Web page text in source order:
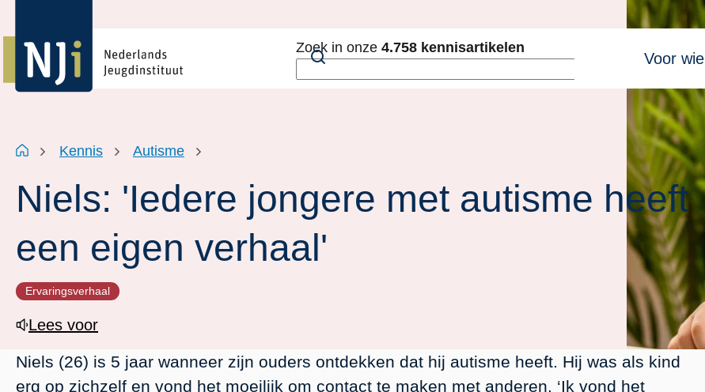
inhoud
Voor wie
Zoek in onze 4.758 kennisartikelen
Kruimelpad
HomeKennis Autisme
Niels: 'Iedere jongere met autisme heeft
een eigen verhaal'
Ervaringsverhaal
Lees voor
Niels (26) is 5 jaar wanneer zijn ouders ontdekken dat hij autisme heeft. Hij was als kind
erg op zichzelf en vond het moeilijk om contact te maken met anderen. ‘Ik vond het